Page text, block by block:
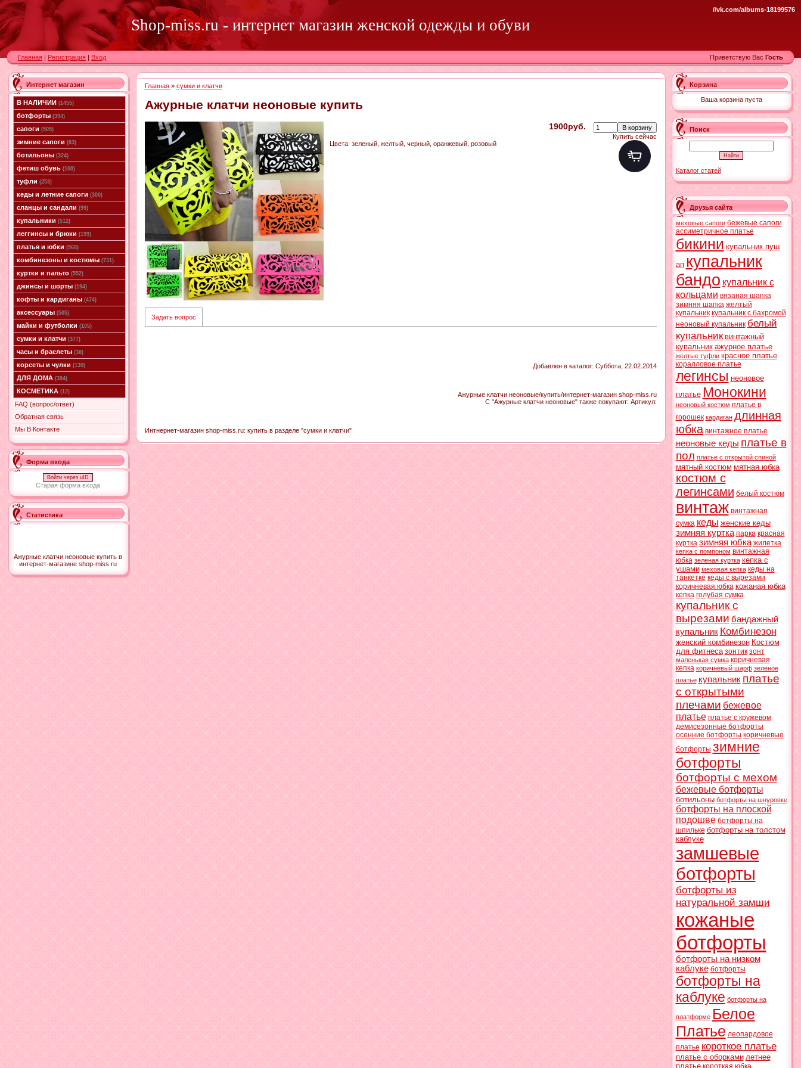
Shop-miss.ru - интернет магазин женской одежды и обуви
//vk.com/albums-18199576
Главная | Регистрация | Вход Приветствую Вас Гость
Интернет магазин
В НАЛИЧИИ(1455)
ботфорты(394)
сапоги(505)
зимние сапоги(83)
ботильоны(324)
фетиш обувь(100)
туфли(253)
кеды и летние сапоги(300)
сланцы и сандали(99)
купальники(512)
леггинсы и брюки(199)
платья и юбки(568)
комбинезоны и костюмы(731)
куртки и пальто(552)
джинсы и шорты(194)
кофты и кардиганы(474)
аксессуары(505)
майки и футболки(105)
сумки и клатчи(377)
часы и браслеты(38)
корсеты и чулки(130)
ДЛЯ ДОМА(394)
КОСМЕТИКА(12)
FAQ (вопрос/ответ)
Обратная связь
Мы В Контакте
Форма входа
Войти через uID
Старая форма входа
Статистика
Ажурные клатчи неоновые купить в
интернет-магазине shop-miss.ru
Главная » сумки и клатчи
Ажурные клатчи неоновые купить
1900руб.
Цвета: зеленый, желтый, черный, оранжевый, розовый
Купить сейчас
Задать вопрос
Добавлен в каталог: Суббота, 22.02.2014
Ажурные клатчи неоновые/купить/интернет-магазин shop-miss.ru
С "Ажурные клатчи неоновые" также покупают: Артикул:
Интнернет-магазин shop-miss.ru: купить в разделе "сумки и клатчи"
Корзина
Ваша корзина пуста
Поиск
Каталог статей
Друзья сайта
меховые сапоги бежевые сапоги
ассиметричное платье
бикини купальник пуш
ап купальник
бандо купальник с
кольцами вязаная шапка
зимняя шапка желтый
купальник купальник с бахромой
неоновый купальник белый
купальник винтажный
купальник ажурное платье
желтые туфли красное платье
коралловое платье
легинсы неоновое
платье Монокини
неоновый костюм платье в
горошек кардиган длинная
юбка винтажное платье
неоновые кеды платье в
пол платье с открытой спиной
мятный костюм мятная юбка
костюм с
легинсами белый костюм
винтаж винтажная
сумка кеды женские кеды
зимняя куртка парка красная
куртка зимняя юбка жилетка
кепка с помпоном винтажная
юбка зеленая куртка кепка с
ушами меховая кепка кеды на
танкетке кеды с вырезами
коричневая юбка кожаная юбка
кепка голубая сумка
купальник с
вырезами бандажный
купальник Комбинезон
женский комбинезон Костюм
для фитнеса зонтик зонт
маленькая сумка коричневая
кепка коричневый шарф зеленое
платье купальник платье
с открытыми
плечами бежевое
платье платье с кружевом
демисезонные ботфорты
осенние ботфорты коричневые
ботфорты зимние
ботфорты
ботфорты с мехом
бежевые ботфорты
ботильоны ботфорты на шнуровке
ботфорты на плоской
подошве ботфорты на
шпильке ботфорты на толстом
каблуке
замшевые
ботфорты
ботфорты из
натуральной замши
кожаные
ботфорты
ботфорты на низком
каблуке ботфорты
ботфорты на
каблуке ботфорты на
платформе Белое
Платье леопардовое
платье короткое платье
платье с оборками летнее
платье короткая юбка